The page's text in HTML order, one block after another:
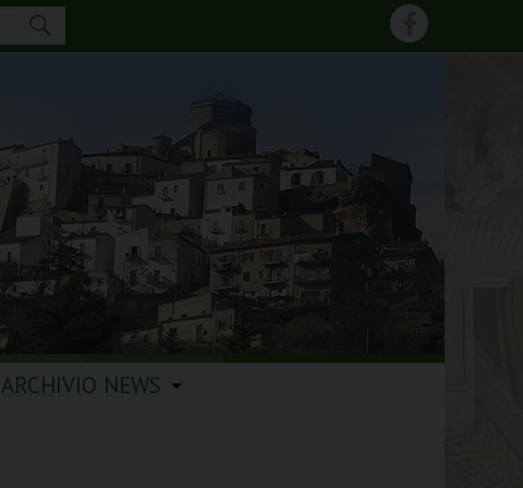
ARCHIVIO NEWS